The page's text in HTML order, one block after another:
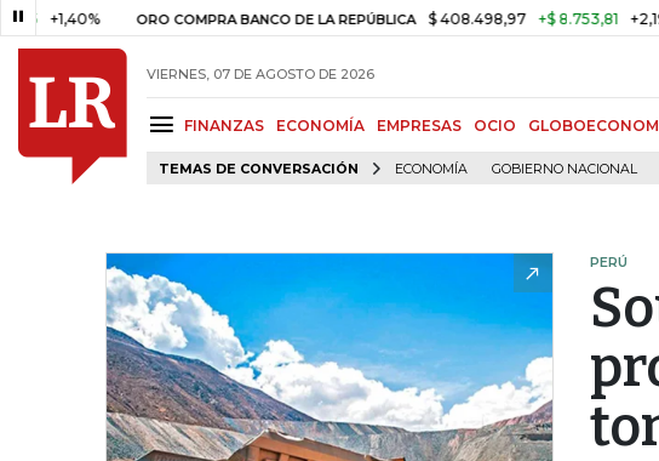
ORO COMPRA BANCO DE LA REPÚBLICA $ 408.498,97 +$ 8.753,81 +2,19%
VIERNES, 07 DE AGOSTO DE 2026
FINANZAS ECONOMÍA EMPRESAS OCIO
TEMAS DE CONVERSACIÓN ECONOMÍA GOBIERNO NACIONAL
PERÚ